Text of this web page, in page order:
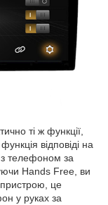
ті ж функції,
відповіді на
з телефоном за
Hands Free, ви
це
у руках за